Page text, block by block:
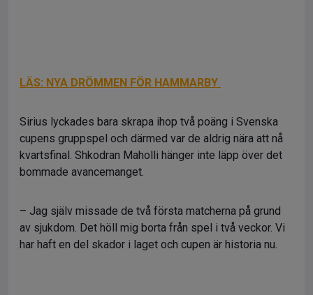
LÄS: NYA DRÖMMEN FÖR HAMMARBY
Sirius lyckades bara skrapa ihop två poäng i Svenska
cupens gruppspel och därmed var de aldrig nära att nå
kvartsfinal. Shkodran Maholli hänger inte läpp över det
bommade avancemanget.
– Jag själv missade de två första matcherna på grund
av sjukdom. Det höll mig borta från spel i två veckor. Vi
har haft en del skador i laget och cupen är historia nu.